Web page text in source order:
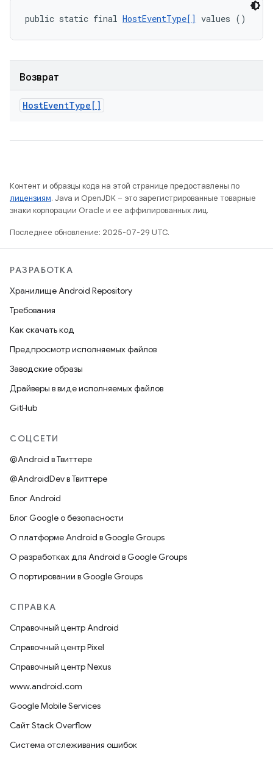
public static final HostEventType[] values ()
Возврат
HostEventType[]
Контент и образцы кода на этой странице предоставлены по
лицензиям. Java и OpenJDK – это зарегистрированные товарные
знаки корпорации Oracle и ее аффилированных лиц.
Последнее обновление: 2025-07-29 UTC.
РАЗРАБОТКА
Хранилище Android Repository
Требования
Как скачать код
Предпросмотр исполняемых файлов
Заводские образы
Драйверы в виде исполняемых файлов
GitHub
СОЦСЕТИ
@Android в Твиттере
@AndroidDev в Твиттере
Блог Android
Блог Google о безопасности
О платформе Android в Google Groups
О разработках для Android в Google Groups
О портировании в Google Groups
СПРАВКА
Справочный центр Android
Справочный центр Pixel
Справочный центр Nexus
www.android.com
Google Mobile Services
Сайт Stack Overflow
Система отслеживания ошибок